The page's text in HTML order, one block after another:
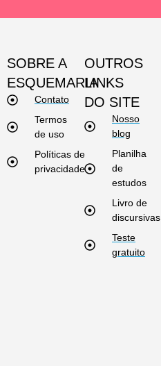
SOBRE A
ESQUEMARIA
Contato
Termos
de uso
Políticas de
privacidade
OUTROS
LINKS
DO SITE
Nosso
blog
Planilha
de
estudos
Livro de
discursivas
Teste
gratuito